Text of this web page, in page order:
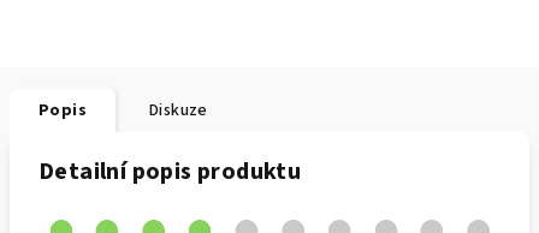
Popis Diskuze
Detailní popis produktu